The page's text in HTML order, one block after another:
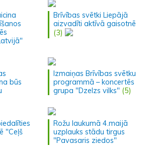
Brīvības svētki Liepājā
aizvadīti aktīvā gaisotnē
(3)
būs
Izmaiņas Brīvības svētku
programmā – koncertēs
grupa "Dzelzs vilks" (5)
"Ceļš
Rožu laukumā 4.maijā
uzplauks stādu tirgus
"Pavasaris ziedos"